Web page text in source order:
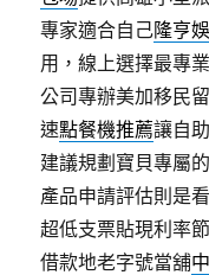
專家適合自己隆亨
用，線上選擇最專
公司專辦美加移民
速點餐機推薦讓自
建議規劃寶貝專屬
產品申請評估則是
超低支票貼現利率
借款地老字號當舖